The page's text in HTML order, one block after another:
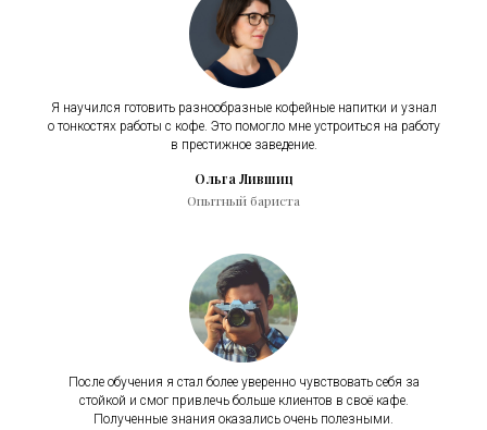
Я научился готовить разнообразные кофейные напитки и узнал
о тонкостях работы с кофе. Это помогло мне устроиться на работу
в престижное заведение.
Ольга Лившиц
Опытный бариста
После обучения я стал более уверенно чувствовать себя за
стойкой и смог привлечь больше клиентов в своё кафе.
Полученные знания оказались очень полезными.